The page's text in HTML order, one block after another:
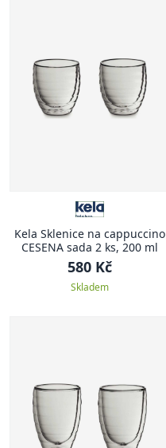
Kela Sklenice na cappuccino
CESENA sada 2 ks, 200 ml
580 Kč
Skladem